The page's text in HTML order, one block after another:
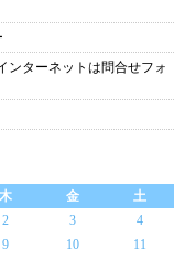
ンターネットは問合せフォ
木 金
土
2 3
4
9 10
11